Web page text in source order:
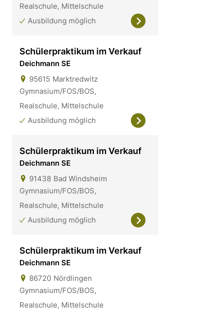
Realschule, Mittelschule
Ausbildung möglich
Schülerpraktikum im Verkauf
Deichmann SE
95615 Marktredwitz
Gymnasium/FOS/BOS,
Realschule, Mittelschule
Ausbildung möglich
Schülerpraktikum im Verkauf
Deichmann SE
91438 Bad Windsheim
Gymnasium/FOS/BOS,
Realschule, Mittelschule
Ausbildung möglich
Schülerpraktikum im Verkauf
Deichmann SE
86720 Nördlingen
Gymnasium/FOS/BOS,
Realschule, Mittelschule